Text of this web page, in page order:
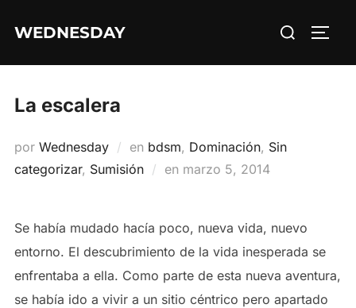
WEDNESDAY Buscar:
La escalera
por Wednesday en bdsm, Dominación, Sin
categorizar, Sumisión en Publicado
marzo 5, 2014
Se había mudado hacía poco, nueva vida, nuevo
entorno. El descubrimiento de la vida inesperada se
enfrentaba a ella. Como parte de esta nueva aventura,
se había ido a vivir a un sitio céntrico pero apartado